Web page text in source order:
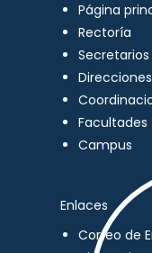
Página
Rectoría
Secretarios
Direcciones
Facultades
Campus
Enlaces
Correo de